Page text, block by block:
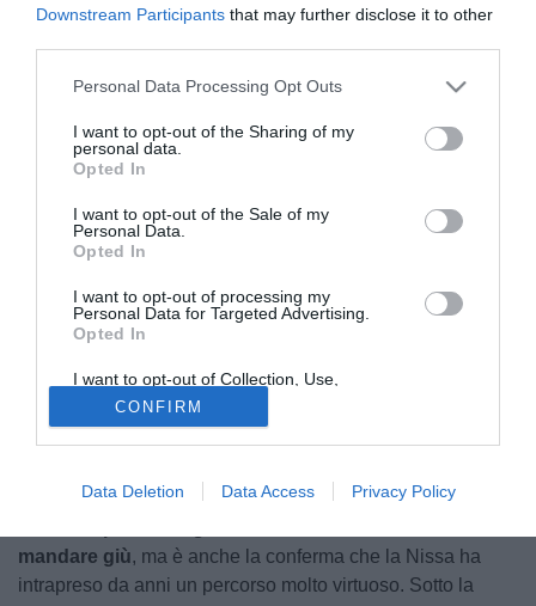
Downstream Participants that may further disclose it to other
Personal Data Processing Opt Outs
I want to opt-out of the Sharing of my
personal data.
Opted In
I want to opt-out of the Sale of my
Personal Data.
Opted In
I want to opt-out of processing my
Personal Data for Targeted Advertising.
Opted In
I want to opt-out of Collection, Use,
Retention, Sale, and/or Sharing of my
Personal Data that Is Unrelated with the
Purposes for which it was collected.
Opted Out
CONFIRM
Data Deletion Data Access Privacy Policy
© foto di Claudio Vicari
sarebbe pronta a chiuderedue colpi di un certo
calibro: si tratta del difensore classe '92
Igea Virtus, e dell'attaccante classe '94
Catalano, che, negli ultimi mesi ha giocato alla Vigor
Lamezia.
L'obiettivo della formazione siciliana è chiara, perché
mandare giù, ma è anche la conferma che la Nissa ha
intrapreso da anni un percorso molto virtuoso. Sotto la